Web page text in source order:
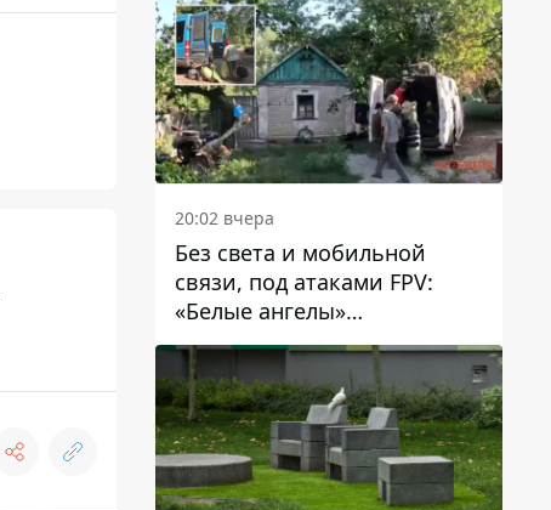
20:02 вчера
Без света и мобильной
связи, под атаками FPV:
«Белые ангелы»
эвакуировали людей из
Межевой громады